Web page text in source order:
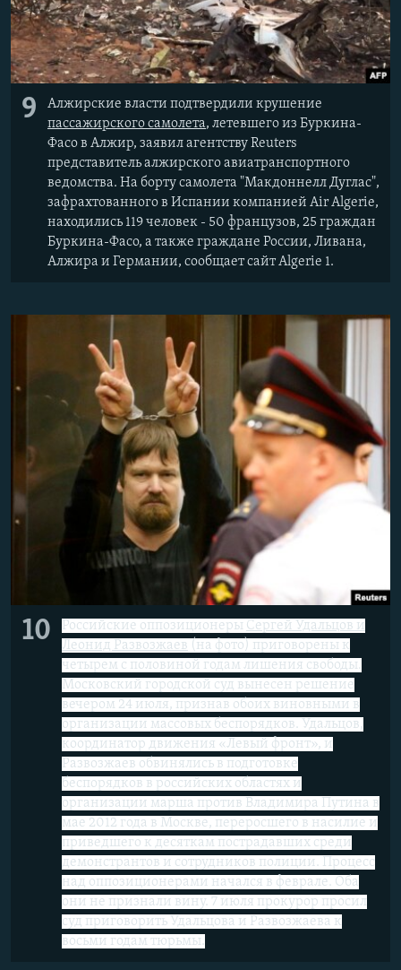
9
Алжирские власти подтвердили крушение
пассажирского самолета, летевшего из Буркина-
Фасо в Алжир, заявил агентству Reuters
представитель алжирского авиатранспортного
ведомства. На борту самолета "Макдоннелл Дуглас",
зафрахтованного в Испании компанией Air Algerie,
находились 119 человек - 50 французов, 25 граждан
Буркина-Фасо, а также граждане России, Ливана,
Алжира и Германии, сообщает сайт Algerie 1.
10 Российские оппозиционеры Сергей Удальцов и
Леонид Развозжаев (на фото) приговорены к
четырем с половиной годам лишения свободы.
Московский городской суд вынесен решение
вечером 24 июля, признав обоих виновными в
организации массовых беспорядков. Удальцов,
координатор движения «Левый фронт», и
Развозжаев обвинялись в подготовке
беспорядков в российских областях и
организации марша против Владимира Путина в
мае 2012 года в Москве, переросшего в насилие и
приведшего к десяткам пострадавших среди
демонстрантов и сотрудников полиции. Процесс
над оппозиционерами начался в феврале. Оба
они не признали вину. 7 июля прокурор просил
суд приговорить Удальцова и Развозжаева к
восьми годам тюрьмы.